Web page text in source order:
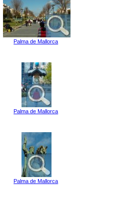
Palma de Mallorca
Palma de Mallorca
Palma de Mallorca